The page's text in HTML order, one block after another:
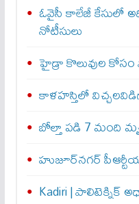
ఓవైసీ కాలేజీ కేసులో
నోటీసులు
హైడ్రా కొలువుల
​కాళహస్తిలో
బోల్తా పడి 7 మంది
హుజూర్‌నగర్
Kadiri | పాలిటెక్నిక్